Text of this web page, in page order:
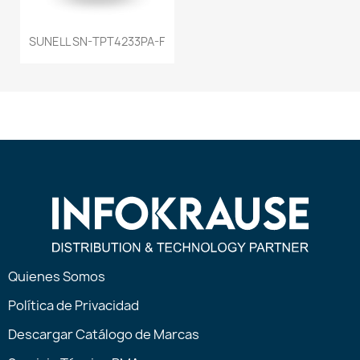
SUNELL SN-TPT4233PA-F
Quienes Somos
Política de Privacidad
Descargar Catálogo de Marcas